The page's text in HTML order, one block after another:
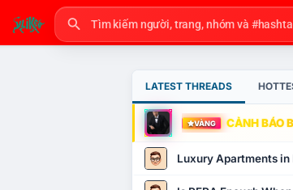
LATEST THREADS
VÀNG CẢNH BÁO
Luxury Apartments